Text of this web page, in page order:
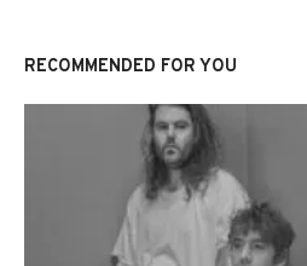
RECOMMENDED FOR YOU